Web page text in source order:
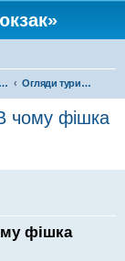
Самодіяльний туризм Огляди туристичного спорядження
чому фішка
фішка